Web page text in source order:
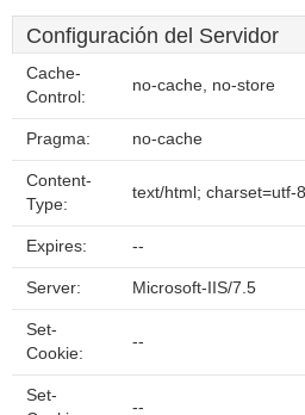
Configuración del Servidor
Cache-
Control:
no-cache, no-store
Pragma: no-cache
Content-
Type:
text/html; charset=utf-8
Expires: --
Server: Microsoft-IIS/7.5
Set-
Cookie:
--
Set-
--